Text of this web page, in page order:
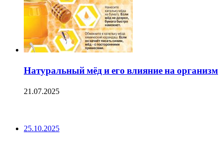
Натуральный мёд и его влияние на организм
21.07.2025
25.10.2025